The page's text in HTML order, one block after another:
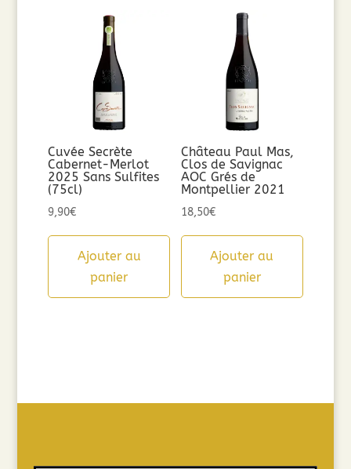
Cuvée Secrète
Cabernet-Merlot
2025 Sans Sulfites
(75cl)
9,90€
Ajouter au
panier
Château Paul Mas,
Clos de Savignac
AOC Grés de
Montpellier 2021
18,50€
Ajouter au
panier